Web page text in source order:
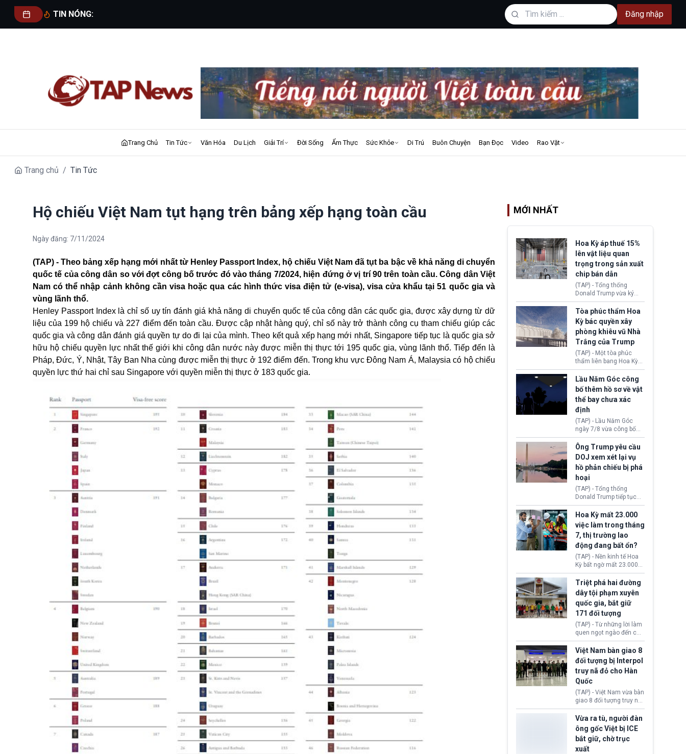
TIN NÓNG: Đăng nhập
Trang Chủ Tin Tức Văn Hóa Du Lịch Giải Trí Đời Sống Ẩm Thực Sức Khỏe Di Trú Buôn Chuyện Bạn Đọc Video Rao Vặt
Trang chủ / Tin Tức
Hộ chiếu Việt Nam tụt hạng trên bảng xếp hạng toàn cầu
Ngày đăng: 7/11/2024
(TAP) - Theo bảng xếp hạng mới nhất từ Henley Passport Index, hộ chiếu Việt Nam đã tụt ba bậc về khả năng di chuyển
quốc tế của công dân so với đợt công bố trước đó vào tháng 7/2024, hiện đứng ở vị trí 90 trên toàn cầu. Công dân Việt
Nam có thể nhập cảnh không cần visa hoặc qua các hình thức visa điện tử (e-visa), visa cửa khẩu tại 51 quốc gia và
vùng lãnh thổ.
Henley Passport Index là chỉ số uy tín đánh giá khả năng di chuyển quốc tế của công dân các quốc gia, được xây dựng từ dữ
liệu của 199 hộ chiếu và 227 điểm đến toàn cầu. Được cập nhật hàng quý, chỉ số này trở thành công cụ tham chiếu giúp các
quốc gia và công dân đánh giá quyền tự do đi lại của mình. Theo kết quả xếp hạng mới nhất, Singapore tiếp tục là quốc gia sở
hữu hộ chiếu quyền lực nhất thế giới khi công dân nước này được miễn thị thực tới 195 quốc gia, vùng lãnh thổ. Tiếp đến là
Pháp, Đức, Ý, Nhật, Tây Ban Nha cùng được miễn thị thực ở 192 điểm đến. Trong khu vực Đông Nam Á, Malaysia có hộ chiếu
quyền lực thứ hai chỉ sau Singapore với quyền miễn thị thực ở 183 quốc gia.
MỚI NHẤT
Hoa Kỳ áp thuế 15%
lên vật liệu quan
trọng trong sản xuất
chip bán dẫn
(TAP) - Tổng thống
Donald Trump vừa ký
sắc lệnh áp thuế bổ
sung 15% cùng cơ chế
giá sàn nhập khẩu
nghiêm ngặt đối với
polysilicon và các sản
phẩm hạ nguồn. Quyết
định này nhằm khôi
phục chuỗi cung ứng
công nghệ, năng lượng
mặt trời nội địa trước sự
thống trị của Trung
Quốc.
Tòa phúc thẩm Hoa
Kỳ bác quyền xây
phòng khiêu vũ Nhà
Trắng của Trump
(TAP) - Một tòa phúc
thẩm liên bang Hoa Kỳ
vừa phán quyết, chính
quyền Tổng thống
Donald Trump không có
quyền tự ý xây phòng
khiêu vũ mới rộng
khoảng 90.000 feet
vuông tại khu vực Cánh
Đông Nhà Trắng.
Lầu Năm Góc công
bố thêm hồ sơ về vật
thể bay chưa xác
định
(TAP) - Lầu Năm Góc
ngày 7/8 vừa công bố
thêm 41 hồ sơ liên quan
đến UFO hay còn được
gọi là hiện tượng bất
thường chưa xác định
(UAP). Những tài liệu này
bao gồm hình ảnh,
video, báo cáo từ nhiều
cơ quan khác nhau như
Cục Điều tra Liên bang
(FBI), Cơ quan Tình báo
Trung ương (CIA) và Bộ
Ngoại giao (DOS).
Ông Trump yêu cầu
DOJ xem xét lại vụ
hồ phản chiếu bị phá
hoại
(TAP) - Tổng thống
Donald Trump tiếp tục
cho rằng, hồ phản chiếu
trước Đài tưởng niệm
Lincoln bị phá hoại. Lãnh
đạo Nhà Trắng yêu cầu
Bộ Tư pháp (DOJ) xem
xét lại quyết định hủy
truy tố những cá nhân bị
nghi ngờ làm hư hại
công trình.
Hoa Kỳ mất 23.000
việc làm trong tháng
7, thị trường lao
động đang bất ổn?
(TAP) - Nền kinh tế Hoa
Kỳ bất ngờ mất 23.000
việc làm vào tháng 7,
cho thấy thị trường lao
động có dấu hiệu suy
yếu sau thời gian duy trì
tương đối ổn định suốt
nửa năm 2026.
Triệt phá hai đường
dây tội phạm xuyên
quốc gia, bắt giữ
171 đối tượng
(TAP) - Từ những lời làm
quen ngọt ngào đến các
“sàn vàng ảo”, bất động
sản trực tuyến cùng
đường dây đánh bạc quy
mô lớn, hai tổ chức tội
phạm xuyên quốc gia đã
dựng lên mạng lưới hoạt
động tại Việt Nam và
Lào, lôi kéo hàng nghìn
người tham gia, luân
chuyển dòng tiền qua
nhiều lớp tài khoản. Sau
hơn 2 tuần phối hợp truy
xét, lực lượng chức năng
hai nước đã bắt giữ 171
Việt Nam bàn giao 8
đối tượng bị Interpol
truy nã đỏ cho Hàn
Quốc
(TAP) - Việt Nam vừa bàn
giao 8 đối tượng truy nã
đỏ Interpol cho lực lượng
chức năng Hàn Quốc.
Nhóm này bị xác định
lừa đảo 619 nạn nhân,
chiếm đoạt hơn 17,7 tỷ
KRW.
Vừa ra tù, người đàn
ông gốc Việt bị ICE
bắt giữ, chờ trục
xuất